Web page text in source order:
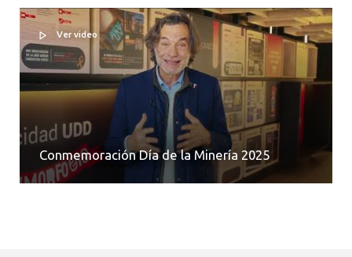
Ver video
Conmemoración Día de la Minería 2025